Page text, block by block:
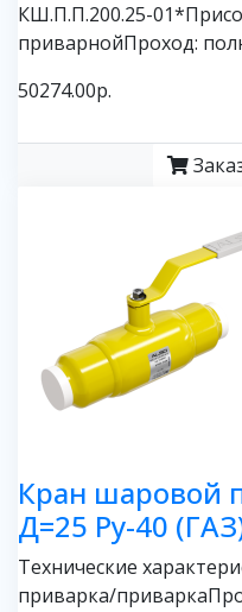
КШ.П.П.200.25-
приварнойПроход:
50274.00р.
Кран шаровой
Д=25 Ру-40
Технические
приварка/